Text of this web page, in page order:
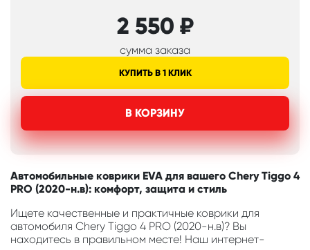
2 550 ₽
сумма заказа
КУПИТЬ В 1 КЛИК
В КОРЗИНУ
Автомобильные коврики EVA для вашего Chery Tiggo 4
PRO (2020-н.в): комфорт, защита и стиль
Ищете качественные и практичные коврики для
автомобиля Chery Tiggo 4 PRO (2020-н.в)? Вы
находитесь в правильном месте! Наш интернет-